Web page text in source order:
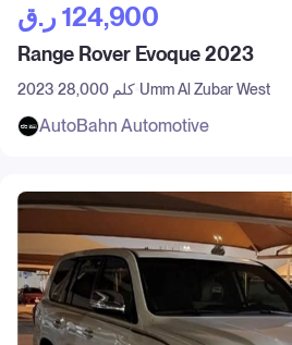
ر.ق‎ 124,900
Range Rover Evoque 2023
2023 28,000 كلم Umm Al Zubar West
AutoBahn Automotive